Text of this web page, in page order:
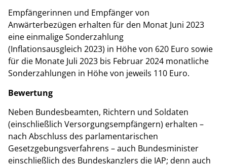
Empfängerinnen und Empfänger von
Anwärterbezügen erhalten für den Monat Juni 2023
eine einmalige Sonderzahlung
(Inflationsausgleich 2023) in Höhe von 620 Euro sowie
für die Monate Juli 2023 bis Februar 2024 monatliche
Sonderzahlungen in Höhe von jeweils 110 Euro.
Bewertung
Neben Bundesbeamten, Richtern und Soldaten
(einschließlich Versorgungsempfängern) erhalten –
nach Abschluss des parlamentarischen
Gesetzgebungsverfahrens – auch Bundesminister
einschließlich des Bundeskanzlers die IAP; denn auch